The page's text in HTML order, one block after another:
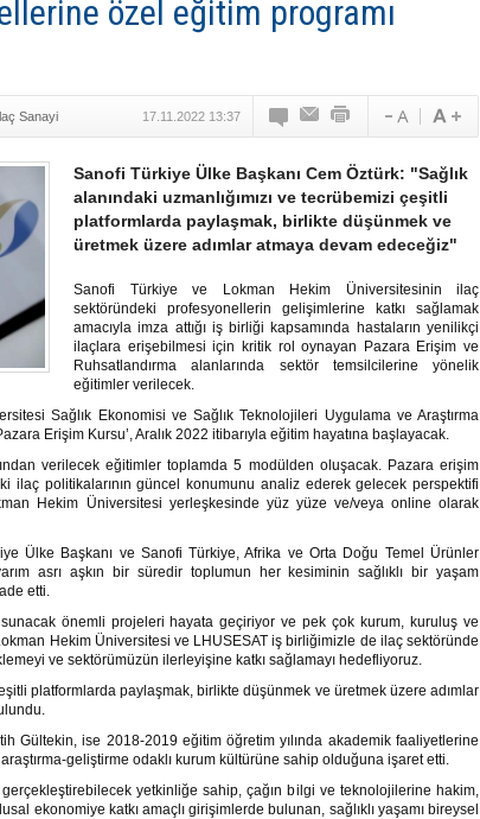
özel eğitim programı
Sanayi 17.11.2022 13:37
Sanofi Türkiye Ülke Başkanı Cem Öztürk: "Sağlık
alanındaki uzmanlığımızı ve tecrübemizi çeşitli
platformlarda paylaşmak, birlikte düşünmek ve
üretmek üzere adımlar atmaya devam edeceğiz"
Sanofi Türkiye ve Lokman Hekim Üniversitesinin ilaç
sektöründeki profesyonellerin gelişimlerine katkı sağlamak
amacıyla imza attığı iş birliği kapsamında hastaların yenilikçi
ilaçlara erişebilmesi için kritik rol oynayan Pazara Erişim ve
Ruhsatlandırma alanlarında sektör temsilcilerine yönelik
eğitimler verilecek.
Sağlık Ekonomisi ve Sağlık Teknolojileri Uygulama ve Araştırma
Erişim Kursu’, Aralık 2022 itibarıyla eğitim hayatına başlayacak.
verilecek eğitimler toplamda 5 modülden oluşacak. Pazara erişim
ilaç politikalarının güncel konumunu analiz ederek gelecek perspektifi
Hekim Üniversitesi yerleşkesinde yüz yüze ve/veya online olarak
Ülke Başkanı ve Sanofi Türkiye, Afrika ve Orta Doğu Temel Ürünler
asrı aşkın bir süredir toplumun her kesiminin sağlıklı bir yaşam
etti.
önemli projeleri hayata geçiriyor ve pek çok kurum, kuruluş ve
Hekim Üniversitesi ve LHUSESAT iş birliğimizle de ilaç sektöründe
ve sektörümüzün ilerleyişine katkı sağlamayı hedefliyoruz.
platformlarda paylaşmak, birlikte düşünmek ve üretmek üzere adımlar
Gültekin, ise 2018-2019 eğitim öğretim yılında akademik faaliyetlerine
geliştirme odaklı kurum kültürüne sahip olduğuna işaret etti.
yetkinliğe sahip, çağın bilgi ve teknolojilerine hakim,
ekonomiye katkı amaçlı girişimlerde bulunan, sağlıklı yaşamı bireysel